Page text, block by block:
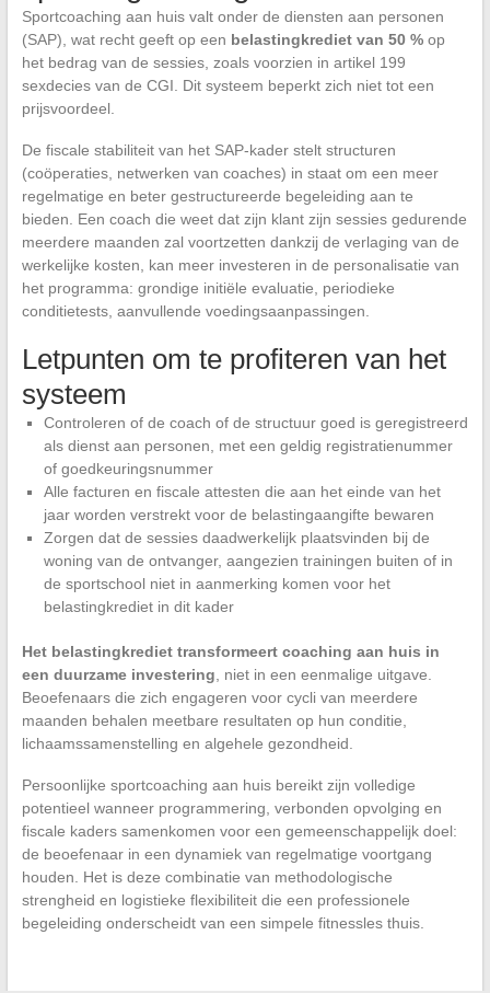
Sportcoaching aan huis valt onder de diensten aan personen
(SAP), wat recht geeft op een belastingkrediet van 50 %op
het bedrag van de sessies, zoals voorzien in artikel 199
sexdecies van de CGI. Dit systeem beperkt zich niet tot een
prijsvoordeel.
De fiscale stabiliteit van het SAP-kader stelt structuren
(coöperaties, netwerken van coaches) in staat om een meer
regelmatige en beter gestructureerde begeleiding aan te
bieden. Een coach die weet dat zijn klant zijn sessies gedurende
meerdere maanden zal voortzetten dankzij de verlaging van de
werkelijke kosten, kan meer investeren in de personalisatie van
het programma: grondige initiële evaluatie, periodieke
conditietests, aanvullende voedingsaanpassingen.
Letpunten om te profiteren van het
systeem
Controleren of de coach of de structuur goed is geregistreerd
als dienst aan personen, met een geldig registratienummer
of goedkeuringsnummer
Alle facturen en fiscale attesten die aan het einde van het
jaar worden verstrekt voor de belastingaangifte bewaren
Zorgen dat de sessies daadwerkelijk plaatsvinden bij de
woning van de ontvanger, aangezien trainingen buiten of in
de sportschool niet in aanmerking komen voor het
belastingkrediet in dit kader
Het belastingkrediet transformeert coaching aan huis in
een duurzame investering, niet in een eenmalige uitgave.
Beoefenaars die zich engageren voor cycli van meerdere
maanden behalen meetbare resultaten op hun conditie,
lichaamssamenstelling en algehele gezondheid.
Persoonlijke sportcoaching aan huis bereikt zijn volledige
potentieel wanneer programmering, verbonden opvolging en
fiscale kaders samenkomen voor een gemeenschappelijk doel:
de beoefenaar in een dynamiek van regelmatige voortgang
houden. Het is deze combinatie van methodologische
strengheid en logistieke flexibiliteit die een professionele
begeleiding onderscheidt van een simpele fitnessles thuis.